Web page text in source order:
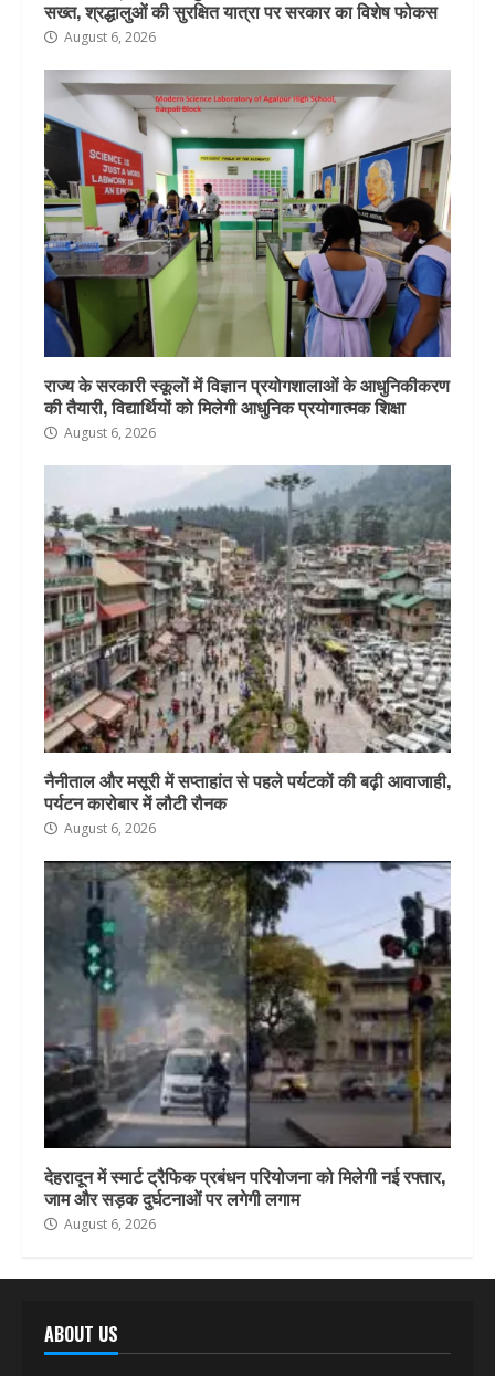
सख्त, श्रद्धालुओं की सुरक्षित यात्रा पर सरकार का विशेष फोकस
August 6, 2026
राज्य के सरकारी स्कूलों में विज्ञान प्रयोगशालाओं के आधुनिकीकरण
की तैयारी, विद्यार्थियों को मिलेगी आधुनिक प्रयोगात्मक शिक्षा
August 6, 2026
नैनीताल और मसूरी में सप्ताहांत से पहले पर्यटकों की बढ़ी आवाजाही,
पर्यटन कारोबार में लौटी रौनक
August 6, 2026
देहरादून में स्मार्ट ट्रैफिक प्रबंधन परियोजना को मिलेगी नई रफ्तार,
जाम और सड़क दुर्घटनाओं पर लगेगी लगाम
August 6, 2026
ABOUT US